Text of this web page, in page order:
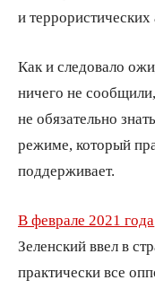
и террористических
Как и следовало
ничего не
не обязательно
режиме, который
поддерживает.
В феврале 2021 года
Зеленский ввел в
практически все